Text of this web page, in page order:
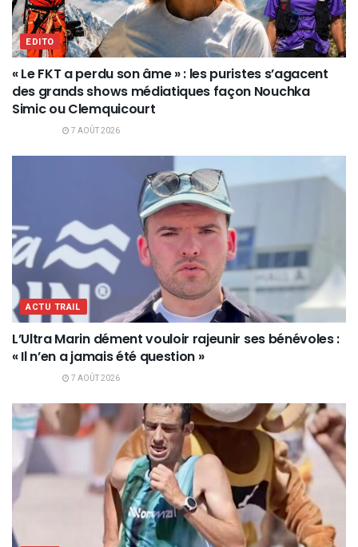
EDITO
« Le FKT a perdu son âme » : les puristes s’agacent
des grands shows médiatiques façon Nouchka
Simic ou Clemquicourt
7 AOÛT 2026
ACTU TRAIL
L’Ultra Marin dément vouloir rajeunir ses bénévoles :
« Il n’en a jamais été question »
7 AOÛT 2026